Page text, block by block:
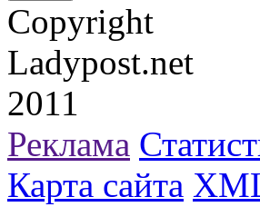
Copyright
Ladypost.net
2011
Реклама
Карта сайта